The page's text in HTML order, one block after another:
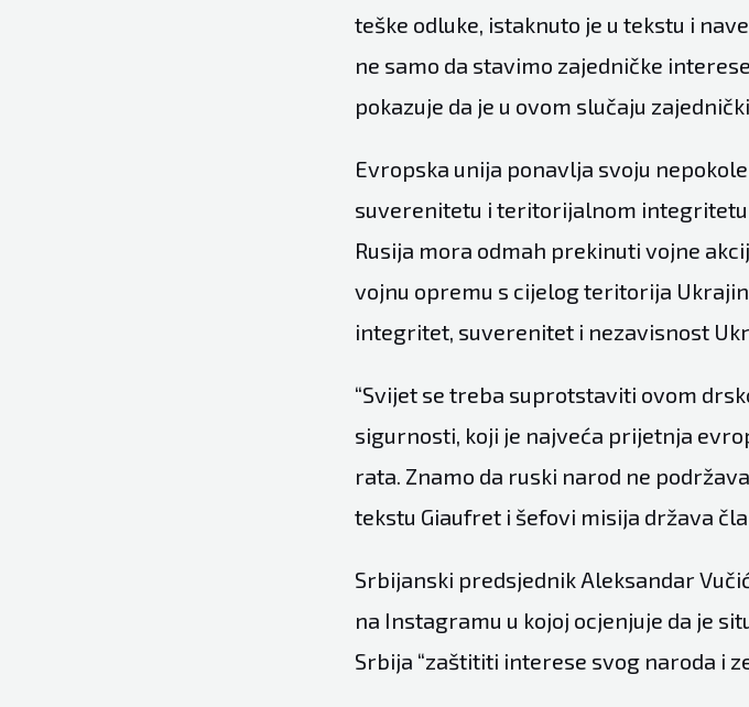
teške odluke, istaknuto je u tekstu i
ne samo da stavimo zajedničke
pokazuje da je u ovom slučaju
Evropska unija ponavlja svoju
suverenitetu i teritorijalnom integritetu
Rusija mora odmah prekinuti vojne
vojnu opremu s cijelog teritorija
integritet, suverenitet i nezavisnost
“Svijet se treba suprotstaviti ovom
sigurnosti, koji je najveća prijetnja
rata. Znamo da ruski narod ne
tekstu Giaufret i šefovi misija država
Srbijanski predsjednik Aleksandar
na Instagramu u kojoj ocjenjuje da je
Srbija “zaštititi interese svog naroda i